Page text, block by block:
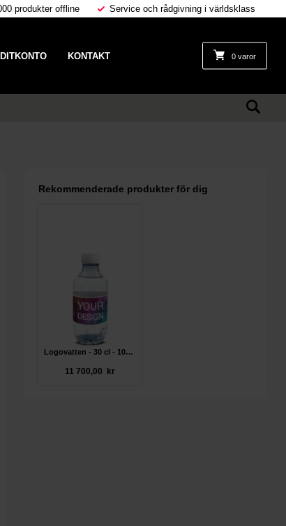
produkter offline Service och rådgivning i världsklass
0 varor
KONTAKT
Rekommenderade produkter för dig
Logovatten - 30 cl - 100% återvunnen plast
11 700,00 kr